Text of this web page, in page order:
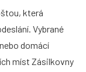
která
Vybrané
domácí
míst Zásilkovny